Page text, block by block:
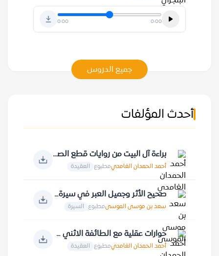
0:00 0:00
جميع الدروس
أحدث المؤلفات
براءة آل البيت من روايات قطع الصلة بالنبي صلى الله عليه وسلم
أحمد الحمدان الغامديمطبوع العقيدة
صحيح الأثر وجميل العبر في سيرة خير البشر
سعد بن موسى الموسىمطبوع السيرة
حوارات عقلية مع الطائفة الاثني عشرية في الأصول
أحمد الحمدان الغامديمطبوع العقيدة